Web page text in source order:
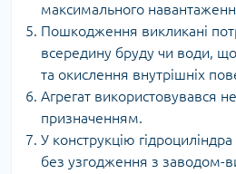
максимального
Пошкодження викликані
всередину бруду чи води,
та окислення внутрішніх
Агрегат використовувався
призначенням.
У конструкцію
без узгодження з заводом-